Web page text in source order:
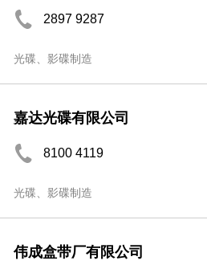
2897 9287
光碟、影碟制造
嘉达光碟有限公司
8100 4119
光碟、影碟制造
伟成盒带厂有限公司